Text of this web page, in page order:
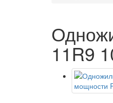
11R9